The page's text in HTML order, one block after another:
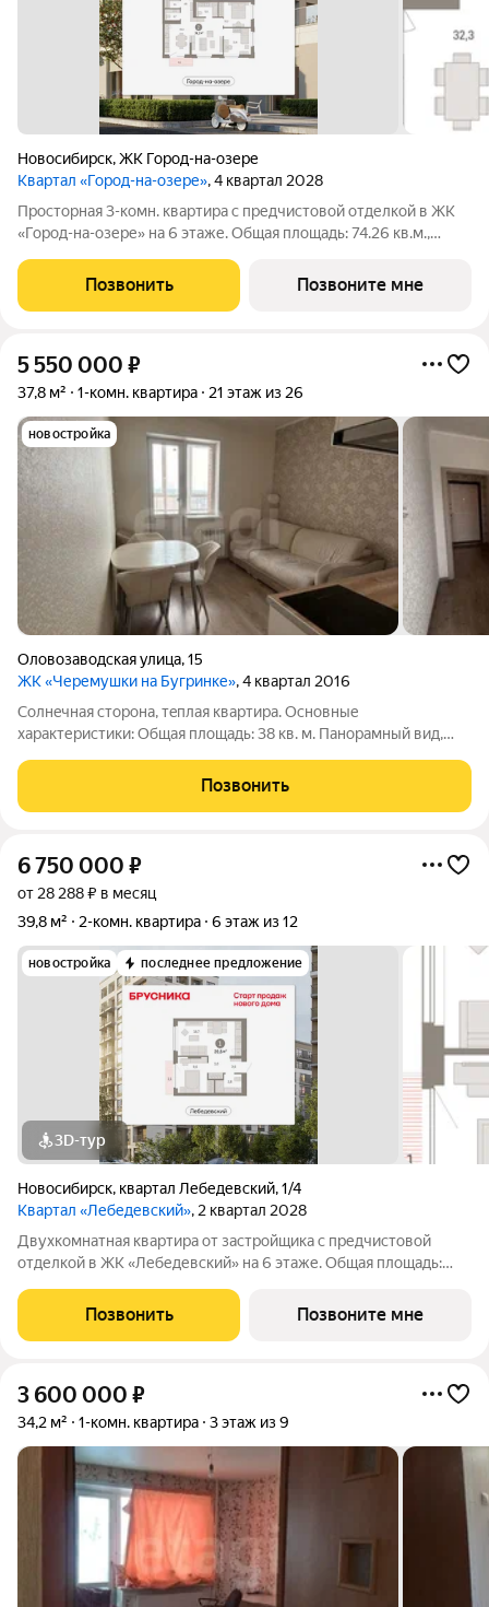
Новосибирск,ЖК Город-на-озере
Квартал «Город-на-озере», 4 квартал 2028
Просторная 3-комн. квартира с предчистовой отделкой в ЖК
«Город-на-озере» на 6 этаже. Общая площадь: 74.26 кв.м.,
кв.м. Высота потолков 3.0 м. Квартира с кухней-гостиной и
двумя спальнями в
Позвонить Позвоните мне
5 550 000 ₽
37,8 м² 1-комн. квартира 21 этаж из 26
новостройка
Оловозаводская улица,15
ЖК «Черемушки на Бугринке», 4 квартал 2016
Coлнeчнaя cтoрона, тeплая квартиpа. Ocнoвныe
xаpактеристики: Общая площадь: 38 кв. м. Пaноpaмный вид,
2016 гoдa пoстрoйки (cовpeмeнныe кoммуникации, 3 лифта,
xорошиe coседи). Нe требует
Позвонить
6 750 000 ₽
от 28 288 ₽ в месяц
39,8 м²
2-комн. квартира 6 этаж из 12
новостройка последнее предложение
3D-тур
Новосибирск, квартал Лебедевский,1/4
Квартал «Лебедевский», 2 квартал 2028
Двухкомнатная квартира от застройщика с предчистовой
отделкой в ЖК «Лебедевский» на 6 этаже. Общая площадь:
гостиной: 18.7 кв.м. Высота потолков 2.82 м. Квартира с кухней-
гостиной и одной
Позвонить Позвоните мне
3 600 000 ₽
34,2 м² 1-комн. квартира 3 этаж из 9